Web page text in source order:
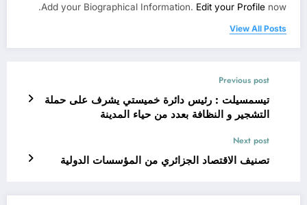
Add your Biographical Information. Edit your Profile now.
View All Posts
Previous post
تيسمسيلت : رئيس دائرة خميستي يشرف على حملة
التشجير و النظافة بعدد من حياء المدينة
Next post
تصنيف الاقتصاد الجزائري من المؤسسات الدولية